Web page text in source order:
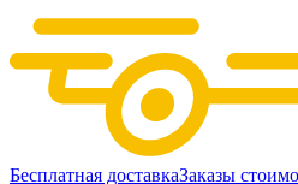
Бесплатная доставкаЗаказы